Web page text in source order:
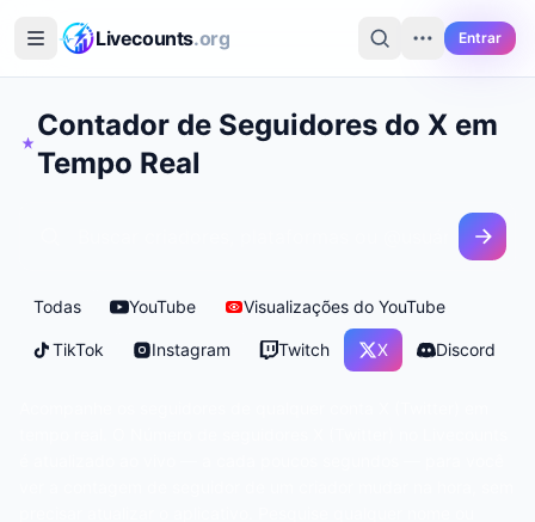
Livecounts.org Entrar
Contador de Seguidores do X em
Tempo Real
Todas YouTube Visualizações do YouTube
TikTok Instagram Twitch X Discord